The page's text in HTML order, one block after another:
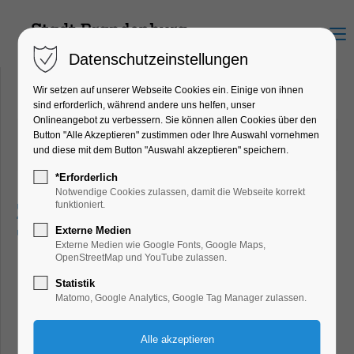
Menu
21.09.2023 19:44
von Dirk Forberger
(Kommentare: 0)
Zwei Qualitätssiegel für die
Touristiker
Datenschutzeinstellungen
Wir setzen auf unserer Webseite Cookies ein. Einige von ihnen
sind erforderlich, während andere uns helfen, unser
Onlineangebot zu verbessern. Sie können allen Cookies über den
Button "Alle Akzeptieren" zustimmen oder Ihre Auswahl vornehmen
und diese mit dem Button "Auswahl akzeptieren" speichern.
*Erforderlich
Notwendige Cookies zulassen, damit die Webseite korrekt
funktioniert.
Externe Medien
Externe Medien wie Google Fonts, Google Maps,
OpenStreetMap und YouTube zulassen.
Statistik
Matomo, Google Analytics, Google Tag Manager zulassen.